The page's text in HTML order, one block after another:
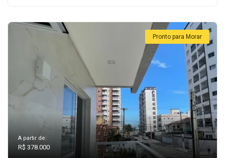
Pronto para Morar
A partir de:
R$ 378.000